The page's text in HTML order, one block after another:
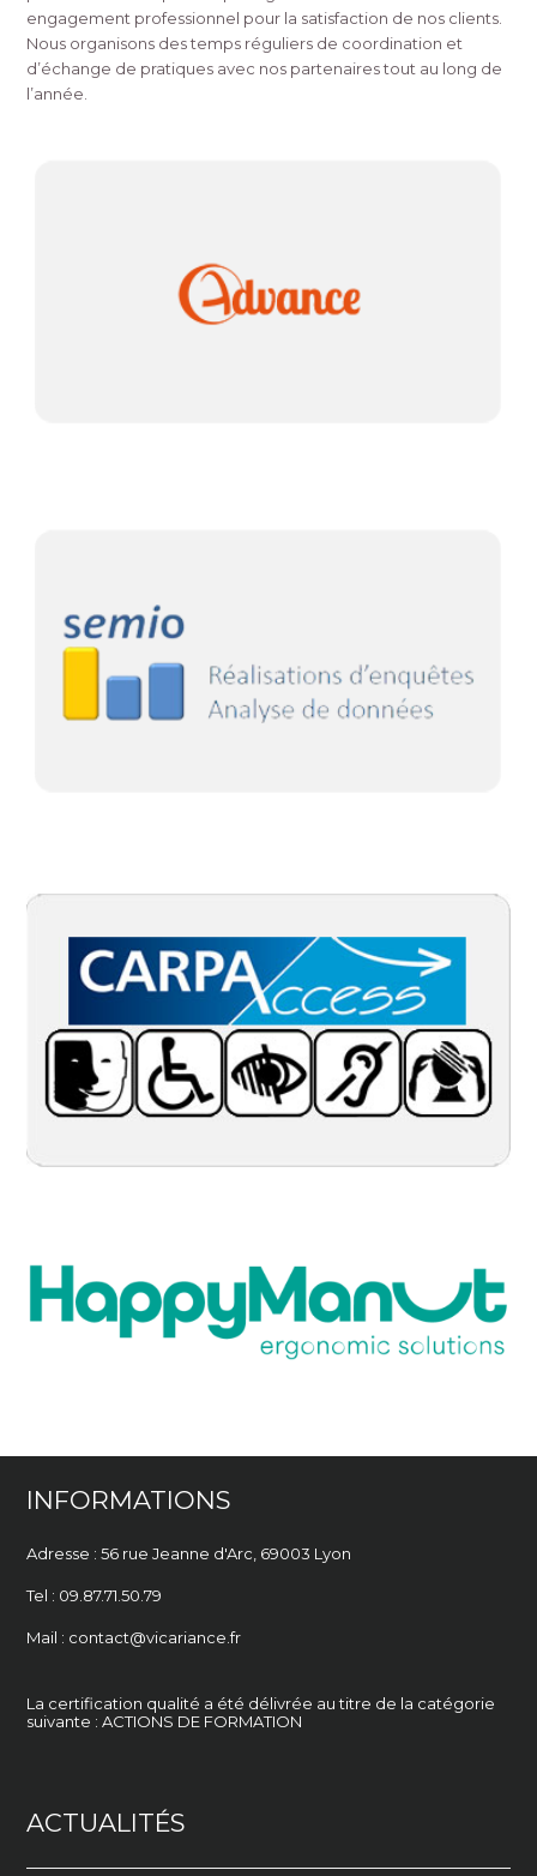
engagement professionnel pour la satisfaction de nos clients.
Nous organisons des temps réguliers de coordination et
d’échange de pratiques avec nos partenaires tout au long de
l’année.
INFORMATIONS
Adresse : 56 rue Jeanne d'Arc, 69003 Lyon
Tel : 09.87.71.50.79
Mail : contact@vicariance.fr
La certification qualité a été délivrée au titre de la catégorie
suivante : ACTIONS DE FORMATION
ACTUALITÉS